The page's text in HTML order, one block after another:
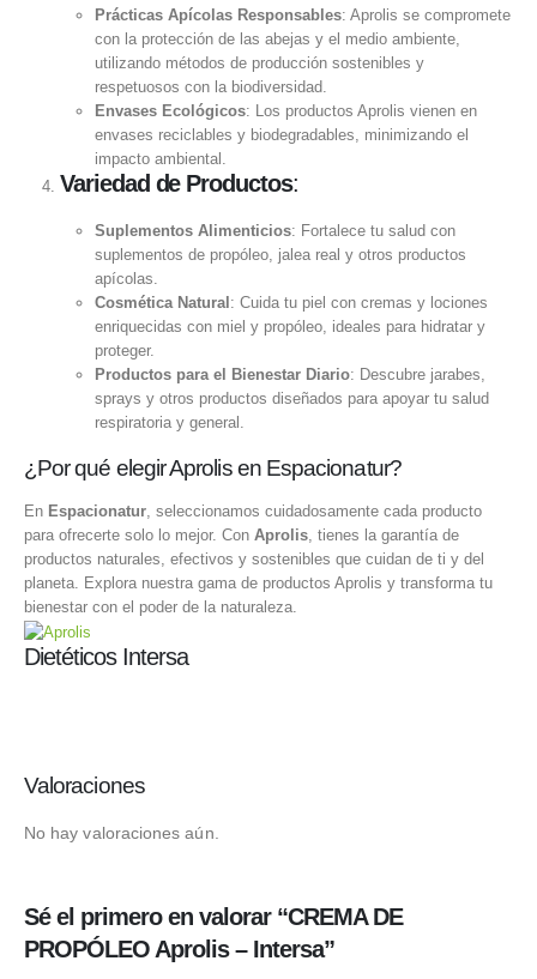
Prácticas Apícolas Responsables: Aprolis se compromete
con la protección de las abejas y el medio ambiente,
utilizando métodos de producción sostenibles y
respetuosos con la biodiversidad.
Envases Ecológicos: Los productos Aprolis vienen en
envases reciclables y biodegradables, minimizando el
impacto ambiental.
Variedad de Productos:
Suplementos Alimenticios: Fortalece tu salud con
suplementos de propóleo, jalea real y otros productos
apícolas.
Cosmética Natural : Cuida tu piel con cremas y lociones
enriquecidas con miel y propóleo, ideales para hidratar y
proteger.
Productos para el Bienestar Diario: Descubre jarabes,
sprays y otros productos diseñados para apoyar tu salud
respiratoria y general.
¿Por qué elegir Aprolis en Espacionatur?
En Espacionatur , seleccionamos cuidadosamente cada producto
para ofrecerte solo lo mejor. Con Aprolis , tienes la garantía de
productos naturales, efectivos y sostenibles que cuidan de ti y del
planeta. Explora nuestra gama de productos Aprolis y transforma tu
bienestar con el poder de la naturaleza.
Dietéticos Intersa
Valoraciones
No hay valoraciones aún.
Sé el primero en valorar “CREMA DE
PROPÓLEO Aprolis – Intersa”